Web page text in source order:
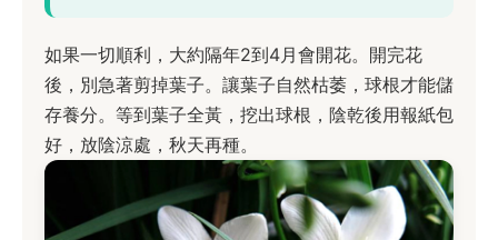
如果一切順利，大約隔年2到4月會開花。開完花
後，別急著剪掉葉子。讓葉子自然枯萎，球根才能儲
存養分。等到葉子全黃，挖出球根，陰乾後用報紙包
好，放陰涼處，秋天再種。